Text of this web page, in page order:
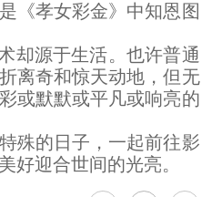
《孝女彩金》中知恩图
源于生活。也许普通
离奇和惊天动地，但无
或默默或平凡或响亮的
殊的日子，一起前往影
好迎合世间的光亮。